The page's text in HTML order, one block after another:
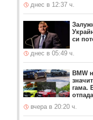
днес в 12:37 ч.
си
днес в 05:49 ч.
BMW
гама.
вчера в 20:20 ч.